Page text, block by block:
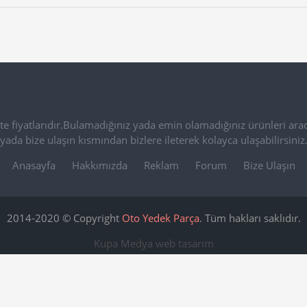
yada emin olamadığınız ürünleri
yada bize ulaşın kısmından bizlere ileterek kolayca ulaşabilirsiniz.
Anasayfa
Hakkımızda Reklam Forum Bize Ulaşın
2014-2020 © Copyright Oto Yedek Parça. Tüm hakları saklıdır.
Kupa Medya web tasarım